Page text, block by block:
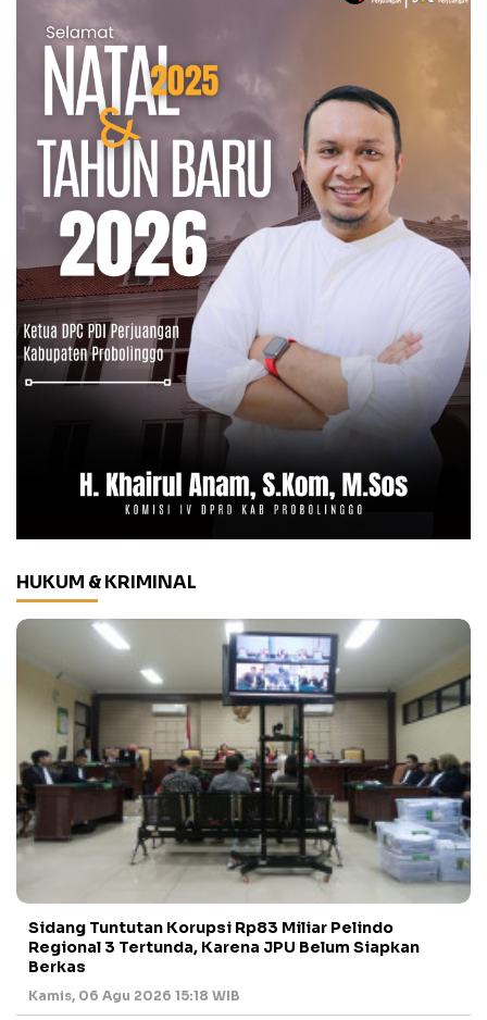
HUKUM & KRIMINAL
Sidang Tuntutan Korupsi Rp83 Miliar Pelindo
Regional 3 Tertunda, Karena JPU Belum Siapkan
Berkas
Kamis, 06 Agu 2026 15:18 WIB